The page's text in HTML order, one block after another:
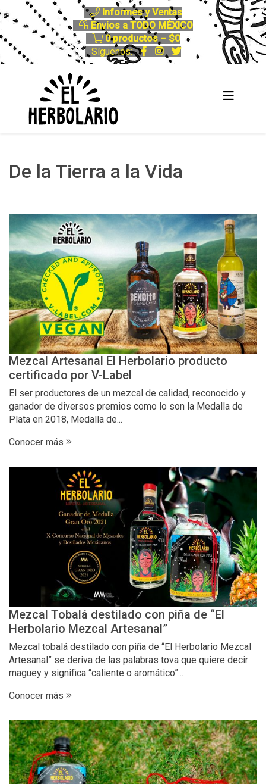
Informes y Ventas
Envios a TODO MÉXICO
0 productos – $0
Síguenos:
De la Tierra a la Vida
Mezcal Artesanal El Herbolario producto
certificado por V-Label
El ser productores de un mezcal de calidad, reconocido y
ganador de diversos premios como lo son la Medalla de
Plata en 2018, Medalla de...
Conocer más
Mezcal Tobalá destilado con piña de “El
Herbolario Mezcal Artesanal”
Mezcal tobalá destilado con piña de “El Herbolario Mezcal
Artesanal” se deriva de las palabras tova que quiere decir
maguey y significa “caliente o aromático”...
Conocer más